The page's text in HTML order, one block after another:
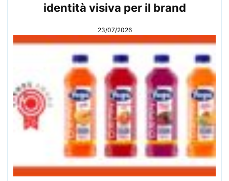
identità visiva per il brand
23/07/2026